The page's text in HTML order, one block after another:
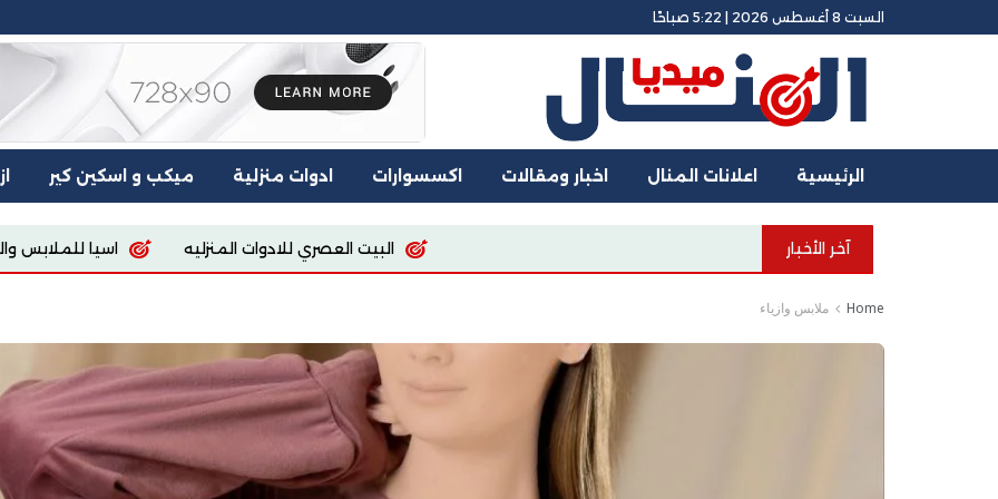
السبت 8 أغسطس 2026 | 5:22 صباحًا
الرئيسية اعلانات المنال اخبار ومقالات اكسسوارات ادوات منزلية ميكب و اسكين كير
آخر الأخبار اسيا للملابس والمفروشات Egypt store
Home ملابس وازياء